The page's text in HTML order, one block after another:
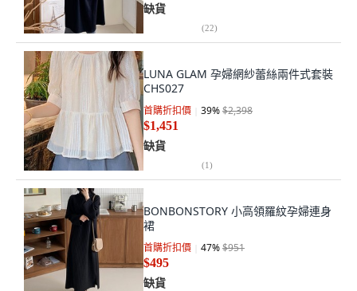
缺貨
(22)
LUNA GLAM 孕婦網紗蕾絲兩件式套裝
CHS027
首購折扣價 39%$2,398
$1,451
缺貨
(1)
BONBONSTORY 小高領羅紋孕婦連身
裙
首購折扣價 47%$951
$495
缺貨